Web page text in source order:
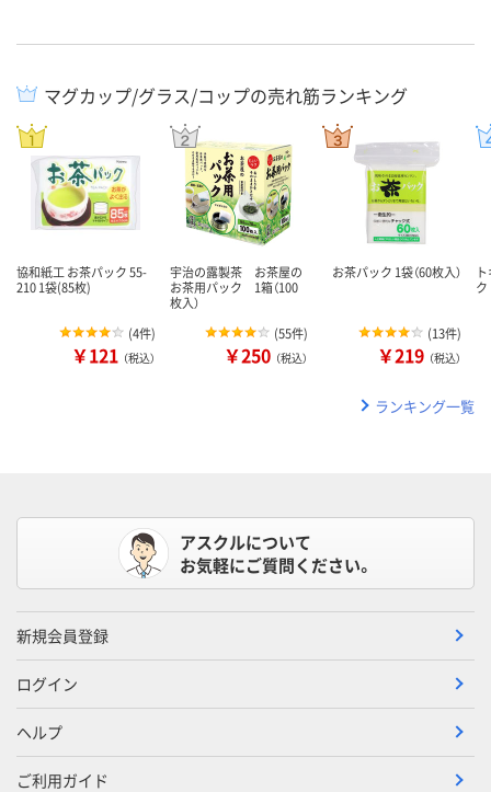
マグカップ/グラス/コップの売れ筋ランキング
協和紙工 お茶パック 55-
210 1袋(85枚)
(4件)
￥121 （税込）
宇治の露製茶 お茶屋の
お茶用パック 1箱（100
枚入）
(55件)
￥250 （税込）
お茶パック 1袋（60枚入）
(13件)
￥219 （税込）
ク
ランキング一覧
アスクルについて
お気軽にご質問ください。
新規会員登録
ログイン
ヘルプ
ご利用ガイド